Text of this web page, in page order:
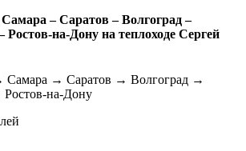
– Саратов – Волгоград –
Ростов-на-Дону на теплоходе Сергей
Самара → Саратов → Волгоград →
Ростов-на-Дону